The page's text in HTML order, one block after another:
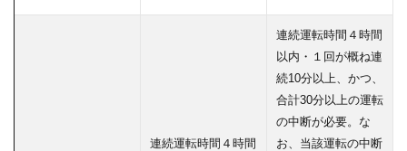
連続運転時間４時間
連続運転時間４時間
以内・１回が概ね連
続10分以上、かつ、
合計30分以上の運転
の中断が必要。な
お、当該運転の中断